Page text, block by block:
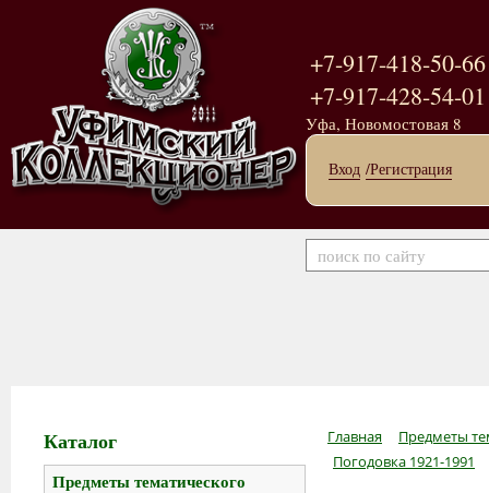
+7-917-418-50-66
+7-917-428-54-01
Уфа, Новомостовая 8
Вход /Регистрация
Каталог
Предметы тематического
Главная
Предметы
Погодовка 1921-1991